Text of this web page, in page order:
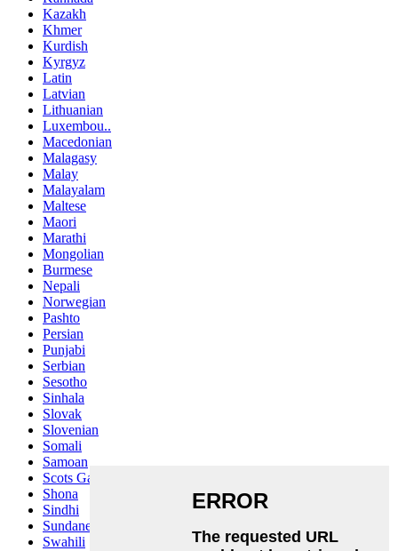
Kazakh
Khmer
Kurdish
Kyrgyz
Latin
Latvian
Lithuanian
Luxembou..
Macedonian
Malagasy
Malay
Malayalam
Maltese
Maori
Marathi
Mongolian
Burmese
Nepali
Norwegian
Pashto
Persian
Punjabi
Serbian
Sesotho
Sinhala
Slovak
Slovenian
Somali
Samoan
Scots Gaelic
Shona
Sindhi
Sundanese
Swahili